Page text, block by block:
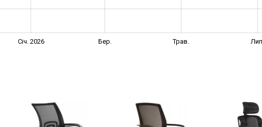
Січ. 2026 Бер. Трав. Лип.